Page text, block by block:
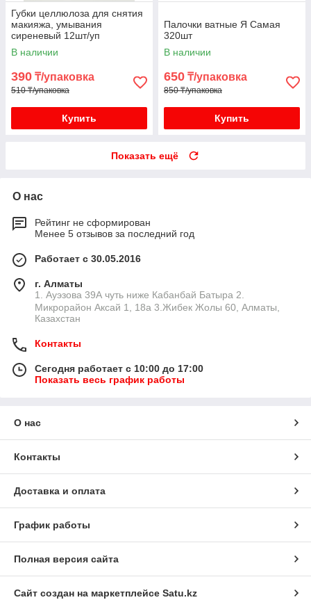
Губки целлюлоза для снятия
макияжа, умывания
сиреневый 12шт/уп
В наличии
390 ₸/упаковка
510 ₸/упаковка
Купить
Палочки ватные Я Самая
320шт
В наличии
650 ₸/упаковка
850 ₸/упаковка
Купить
Показать ещё
О нас
Рейтинг не сформирован
Менее 5 отзывов за последний год
Работает с 30.05.2016
г. Алматы
1. Ауэзова 39А чуть ниже Кабанбай Батыра ㅤㅤㅤㅤㅤㅤㅤㅤㅤㅤㅤㅤㅤㅤ2. ​
Микрорайон Аксай 1, 18а 3.Жибек Жолы 60, Алматы,
Казахстан
Контакты
Сегодня работает с 10:00 до 17:00
Показать весь график работы
О нас
Контакты
Доставка и оплата
График работы
Полная версия сайта
Сайт создан на маркетплейсе Satu.kz